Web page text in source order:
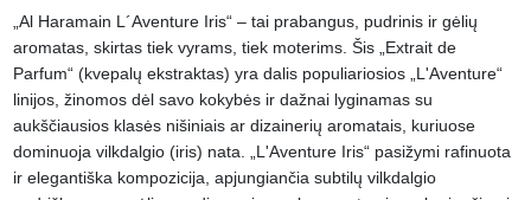
„Al Haramain L´Aventure Iris“ – tai prabangus, pudrinis ir gėlių
aromatas, skirtas tiek vyrams, tiek moterims. Šis „Extrait de
Parfum“ (kvepalų ekstraktas) yra dalis populiariosios „L'Aventure“
linijos, žinomos dėl savo kokybės ir dažnai lyginamas su
aukščiausios klasės nišiniais ar dizainerių aromatais, kuriuose
dominuoja vilkdalgio (iris) nata. „L'Aventure Iris“ pasižymi rafinuota
ir elegantiška kompozicija, apjungiančia subtilų vilkdalgio